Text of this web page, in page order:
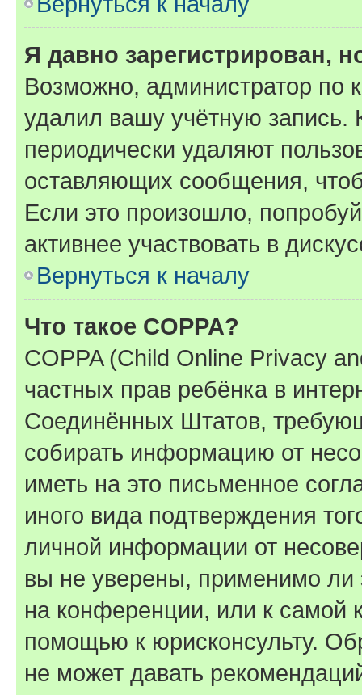
Я давно зарегистрирован,
Возможно, администратор по
удалил вашу учётную запись.
периодически удаляют
оставляющих сообщения,
Если это произошло,
активнее участвовать в
Вернуться к началу
Что такое COPPA?
COPPA (Child Online Privacy
частных прав ребёнка в
Соединённых Штатов,
собирать информацию от
иметь на это письменное
иного вида подтверждения
личной информации от
вы не уверены, применимо ли
на конференции, или к самой
помощью к юрисконсульту.
не может давать